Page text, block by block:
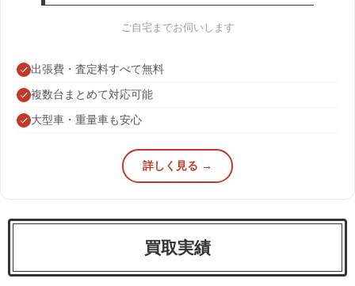
ご自宅までお伺いします
出張費・査定料すべて無料
複数台まとめて対応可能
大型車・重量車も安心
詳しく見る →
買取実績